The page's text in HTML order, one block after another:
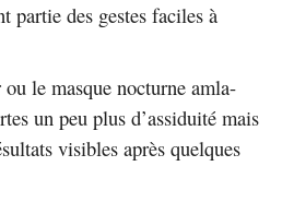
partie des gestes faciles à
le masque nocturne amla-
un peu plus d’assiduité mais
visibles après quelques